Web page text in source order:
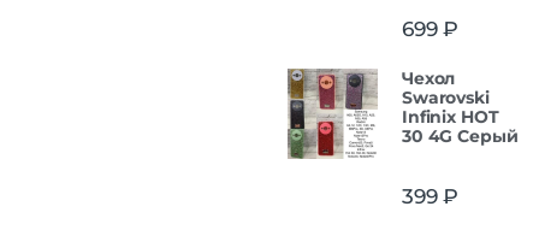
699₽
Чехол
Swarovski
Infinix HOT
30 4G Серый
399₽